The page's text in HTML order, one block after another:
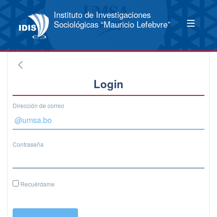
Instituto de Investigaciones
Sociológicas “Mauricio Lefebvre”
Login
Dirección de correo
Contraseña
Recuérdame